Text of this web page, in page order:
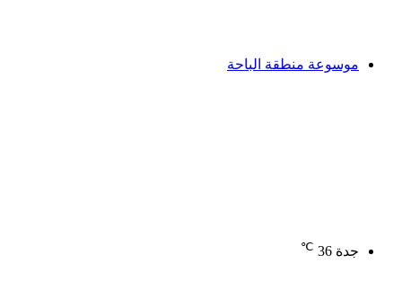
موسوعة منطقة الباحة
جدة 36
℃